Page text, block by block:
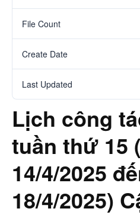
File Count
Create Date
Last Updated
Lịch công
tuần thứ 15
14/4/2025
18/4/2025)